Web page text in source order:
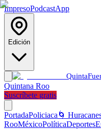
ImpresoPodcastApp
Edición
Quinta
Quintana Roo
Suscríbete gratis
PortadaPoliciaca 🌀
RooMéxicoPolíticaDeportes